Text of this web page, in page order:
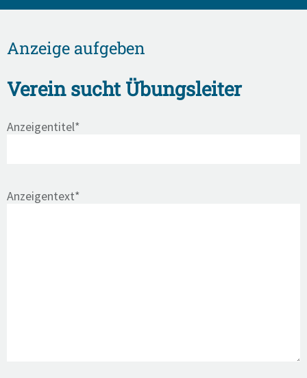
Anzeige aufgeben
Verein sucht Übungsleiter
Anzeigentitel*
Anzeigentext*